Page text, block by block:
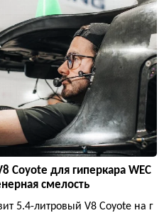
Coyote для гиперкара WEC
смелость
5.4-литровый V8 Coyote на г